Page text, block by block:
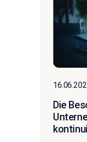
Die